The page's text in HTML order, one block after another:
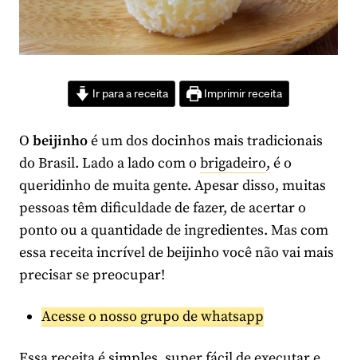
Ir para a receita Imprimir receita
O beijinhoé um dos docinhos mais tradicionais
do Brasil. Lado a lado com o brigadeiro, é o
queridinho de muita gente. Apesar disso, muitas
pessoas têm dificuldade de fazer, de acertar o
ponto ou a quantidade de ingredientes. Mas com
essa receita incrível de beijinho você não vai mais
precisar se preocupar!
Acesse o nosso grupo de whatsapp